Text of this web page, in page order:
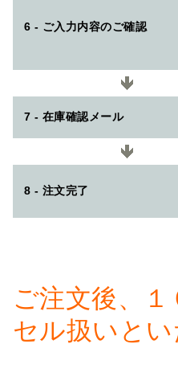
6 - ご入力内容のご確認
7 - 在庫確認メール
8 - 注文完了
ご注文後、
セル扱いと